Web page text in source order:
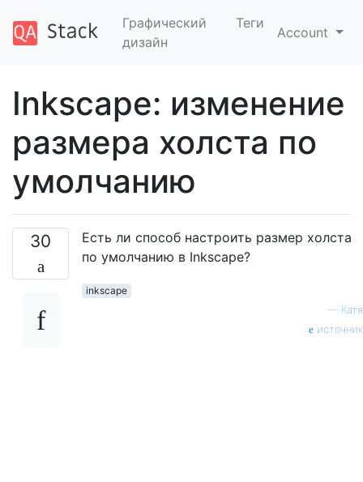
Графический
дизайн
Теги
Account
Inkscape: изменение
размера холста по
умолчанию
30
Есть ли способ настроить размер холста
по умолчанию в Inkscape?
inkscape
— Катя
источник